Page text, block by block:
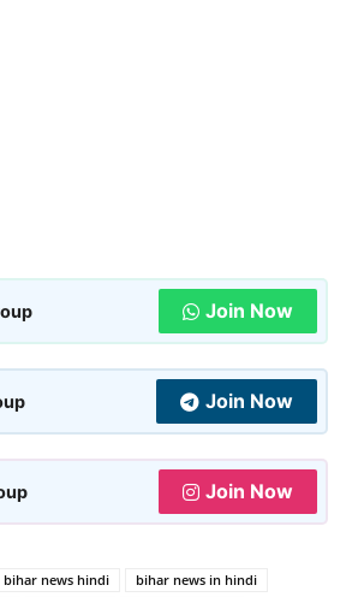
Join Now
Join Now
Join Now
bihar news hindi
bihar news in hindi